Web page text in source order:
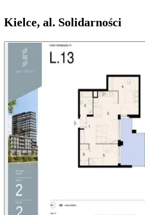
Kielce, al. Solidarności